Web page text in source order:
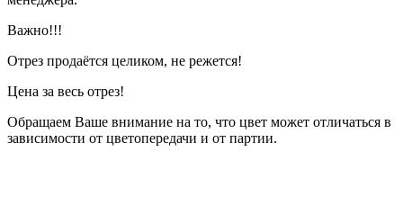
Важно!!!
Отрез продаётся целиком, не режется!
Цена за весь отрез!
Обращаем Ваше внимание на то, что цвет может отличаться в
зависимости от цветопередачи и от партии.